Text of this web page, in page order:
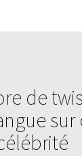
de
sur